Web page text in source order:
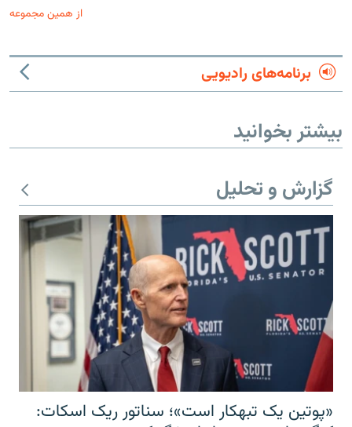
از همین مجموعه
برنامه‌های رادیویی
بیشتر بخوانید
گزارش و تحلیل
«پوتین یک تبهکار است»؛ سناتور ریک اسکات: